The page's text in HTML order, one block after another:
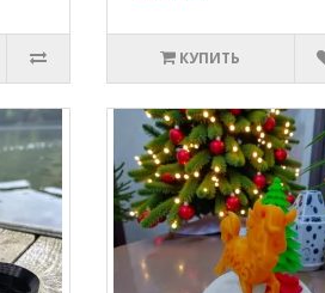
КУПИТЬ